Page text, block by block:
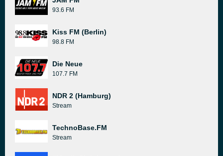
93.6 FM
Kiss FM (Berlin)
98.8 FM
Die Neue
107.7 FM
NDR 2 (Hamburg)
Stream
TechnoBase.FM
Stream